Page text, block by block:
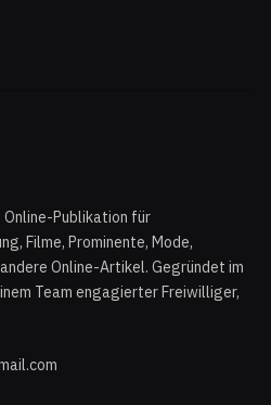
Publikation für
Filme, Prominente, Mode,
Online-Artikel. Gegründet im
Team engagierter Freiwilliger,